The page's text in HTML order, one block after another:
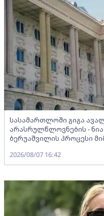
სასამართლოში გიგა
არასრულწლოვნების - ნია
ბერუაშვილის პროცესი
2026/08/07 16:42